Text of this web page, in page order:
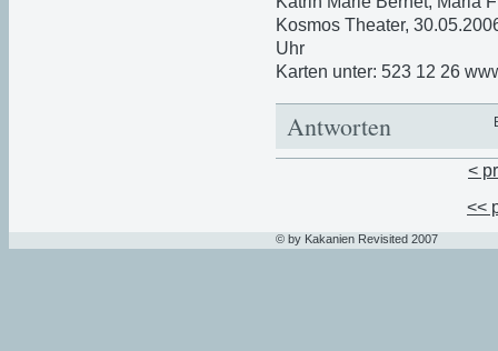
Kosmos Theater,
Uhr
Karten unter: 523 12 26
Antworten
<
<<
© by Kakanien Revisited 2007